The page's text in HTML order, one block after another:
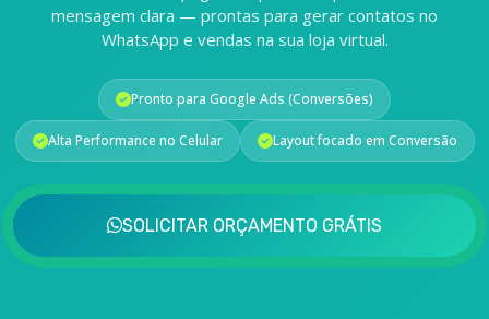
mensagem clara — prontas para gerar contatos no
WhatsApp e vendas na sua loja virtual.
Pronto para Google Ads (Conversões)
Alta Performance no Celular Layout focado em Conversão
SOLICITAR ORÇAMENTO GRÁTIS